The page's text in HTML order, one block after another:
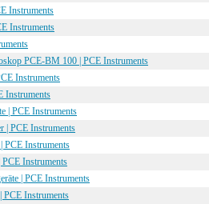
Instruments
Instruments
PCE-BM 100 | PCE Instruments
Instruments
Instruments
| PCE Instruments
| PCE Instruments
PCE Instruments
Instruments
| PCE Instruments
PCE Instruments